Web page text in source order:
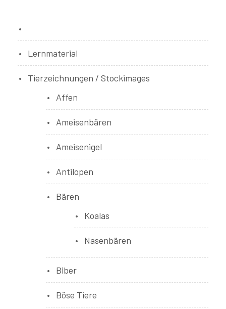
Lernmaterial
Tierzeichnungen / Stockimages
Affen
Ameisenbären
Ameisenigel
Antilopen
Bären
Koalas
Nasenbären
Biber
Böse Tiere